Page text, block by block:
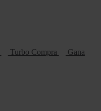
Turbo Compra
Gana